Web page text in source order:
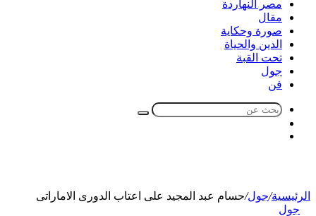
مصر النهاردة
مقال
صورة وحكاية
الدين والحياة
تحت القبة
جول
فن
بحث
الرئيسية/جول/حسام عبد المجيد على اعتاب الدورى الاماراتى
جول